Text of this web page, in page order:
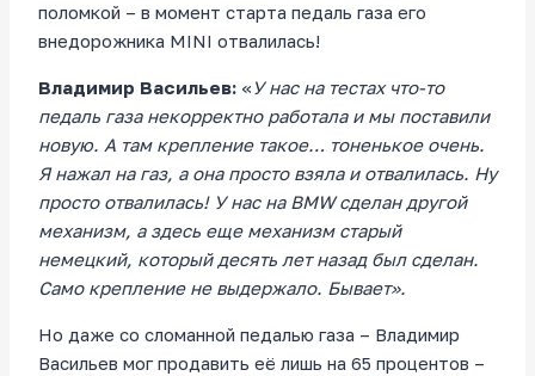
поломкой – в момент старта педаль газа его
внедорожника MINI отвалилась!
Владимир Васильев: « У нас на тестах что-то
педаль газа некорректно работала и мы поставили
новую. А там крепление такое… тоненькое очень.
Я нажал на газ, а она просто взяла и отвалилась. Ну
просто отвалилась! У нас на BMWсделан другой
механизм, а здесь еще механизм старый
немецкий, который десять лет назад был сделан.
Само крепление не выдержало. Бывает».
Но даже со сломанной педалью газа – Владимир
Васильев мог продавить её лишь на 65 процентов –